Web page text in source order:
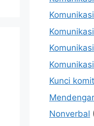
Kunci
Nonverbal